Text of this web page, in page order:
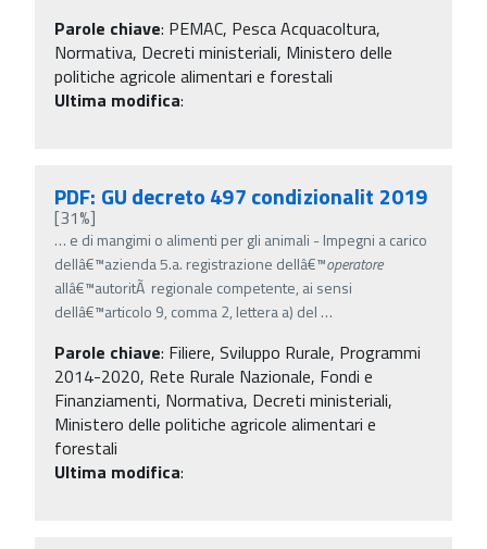
Parole chiave: PEMAC, Pesca Acquacoltura,
Normativa, Decreti ministeriali, Ministero delle
politiche agricole alimentari e forestali
Ultima modifica:
PDF: GU decreto 497 condizionalit 2019
[31%]
… e di mangimi o alimenti per gli animali - Impegni a carico
dellâ€™azienda 5.a. registrazione dellâ€™operatore
allâ€™autoritÃ regionale competente, ai sensi
dellâ€™articolo 9, comma 2, lettera a) del …
Parole chiave: Filiere, Sviluppo Rurale, Programmi
2014-2020, Rete Rurale Nazionale, Fondi e
Finanziamenti, Normativa, Decreti ministeriali,
Ministero delle politiche agricole alimentari e
forestali
Ultima modifica: